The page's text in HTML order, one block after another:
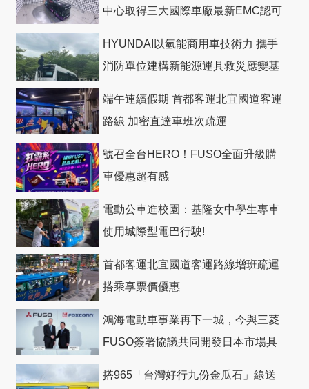
中心取得三大國際車廠最新EMC認可
HYUNDAI以氫能商用車技術力 攜手
消防單位建構新能源運具救災應變基
端午連續假期 首都客運北宜國道客運
路線 加密直達車班次疏運
號召全台HERO！FUSO全面升級購
車優惠超有感
電動公車進校園：基隆女中學生專車
使用城際型電巴行駛!
首都客運北宜國道客運路線增班疏運
搭乘享票價優惠
鴻海電動車事業再下一城，今與三菱
FUSO簽署協議共同開發日本市場具
搭965「台灣好行九份金瓜石」線送